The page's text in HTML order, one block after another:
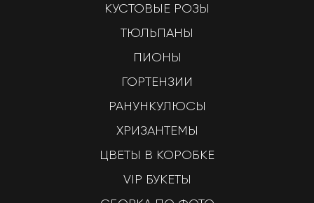
КУСТОВЫЕ РОЗЫ
ТЮЛЬПАНЫ
ПИОНЫ
ГОРТЕНЗИИ
РАНУНКУЛЮСЫ
ХРИЗАНТЕМЫ
ЦВЕТЫ В КОРОБКЕ
VIP БУКЕТЫ